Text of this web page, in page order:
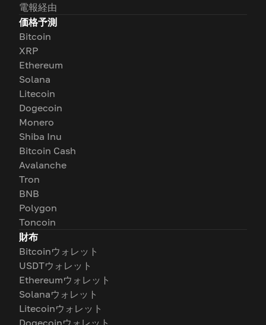
電報経由
価格予測
Bitcoin
XRP
Ethereum
Solana
Litecoin
Dogecoin
Monero
Shiba Inu
Bitcoin Cash
Avalanche
Tron
BNB
Polygon
Toncoin
財布
Bitcoinウォレット
USDTウォレット
Ethereumウォレット
Solanaウォレット
Litecoinウォレット